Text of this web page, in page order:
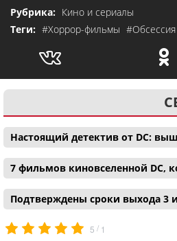
Рубрика: Кино и сериалы
Теги: #Хоррор-фильмы #Обсессия
Настоящий детектив от DC:
7 фильмов киновселенной DC,
Подтверждены сроки выхода 3
5 / 1